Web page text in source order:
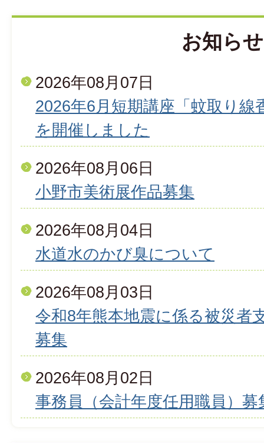
お知らせ
2026年08月07日
2026年6月短期講座「蚊取り
を開催しました
2026年08月06日
小野市美術展作品募集
2026年08月04日
水道水のかび臭について
2026年08月03日
令和8年熊本地震に係る被災者
募集
2026年08月02日
事務員（会計年度任用職員）募